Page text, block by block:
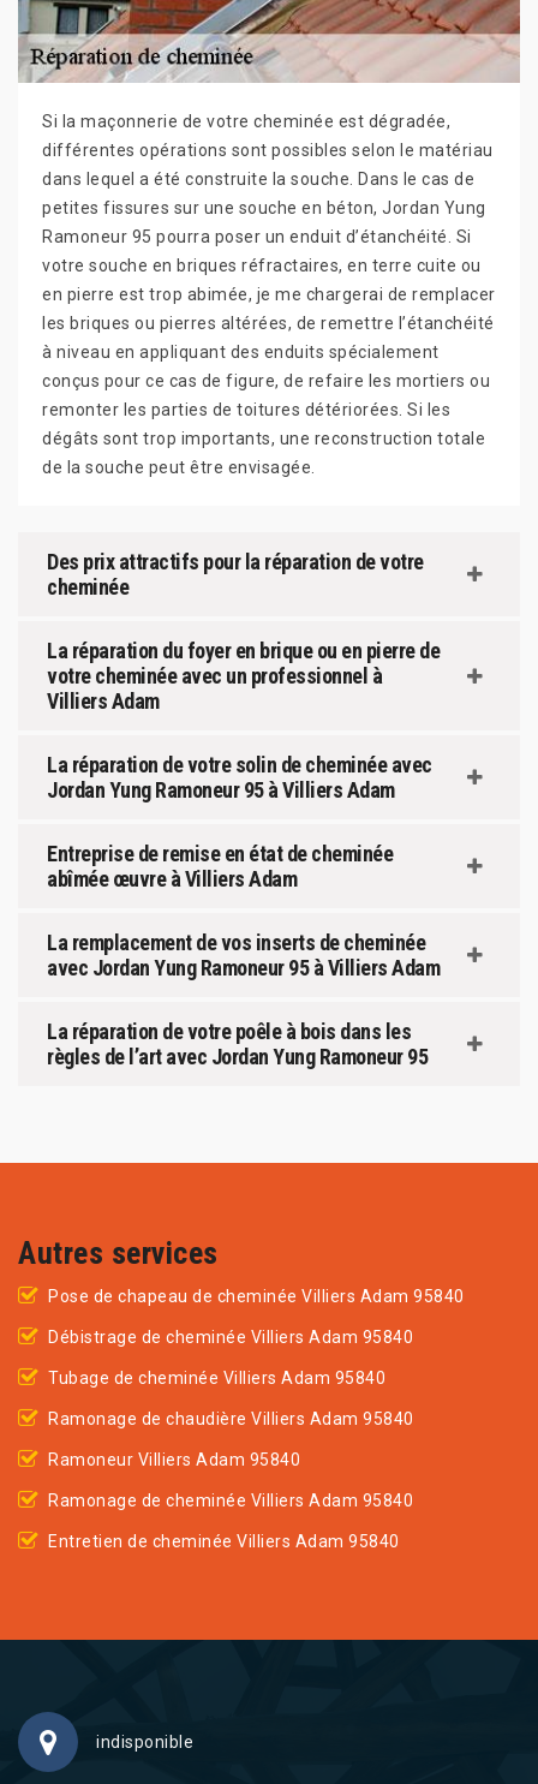
Si la maçonnerie de votre cheminée est dégradée,
différentes opérations sont possibles selon le matériau
dans lequel a été construite la souche. Dans le cas de
petites fissures sur une souche en béton, Jordan Yung
Ramoneur 95 pourra poser un enduit d’étanchéité. Si
votre souche en briques réfractaires, en terre cuite ou
en pierre est trop abimée, je me chargerai de remplacer
les briques ou pierres altérées, de remettre l’étanchéité
à niveau en appliquant des enduits spécialement
conçus pour ce cas de figure, de refaire les mortiers ou
remonter les parties de toitures détériorées. Si les
dégâts sont trop importants, une reconstruction totale
de la souche peut être envisagée.
Des prix attractifs pour la réparation de votre
cheminée
La réparation du foyer en brique ou en pierre de
votre cheminée avec un professionnel à
Villiers Adam
La réparation de votre solin de cheminée avec
Jordan Yung Ramoneur 95 à Villiers Adam
Entreprise de remise en état de cheminée
abîmée œuvre à Villiers Adam
La remplacement de vos inserts de cheminée
avec Jordan Yung Ramoneur 95 à Villiers Adam
La réparation de votre poêle à bois dans les
règles de l’art avec Jordan Yung Ramoneur 95
Autres services
Pose de chapeau de cheminée Villiers Adam 95840
Débistrage de cheminée Villiers Adam 95840
Tubage de cheminée Villiers Adam 95840
Ramonage de chaudière Villiers Adam 95840
Ramoneur Villiers Adam 95840
Ramonage de cheminée Villiers Adam 95840
Entretien de cheminée Villiers Adam 95840
indisponible